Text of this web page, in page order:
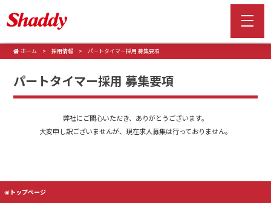
ホーム 採用情報 パートタイマー採用 募集要項
パートタイマー採用 募集要項
弊社にご関心いただき、ありがとうございます。
大変申し訳ございませんが、現在求人募集は行っておりません。
トップページ